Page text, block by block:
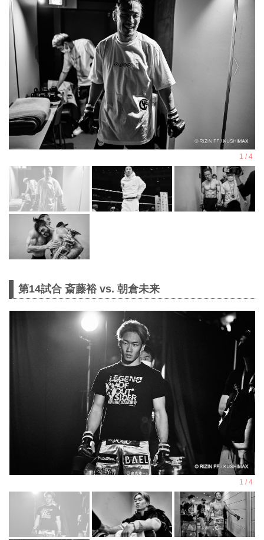
第14試合 斎藤裕 vs. 朝倉未来